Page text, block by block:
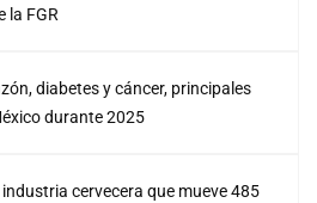
la FGR
diabetes y cáncer, principales
durante 2025
cervecera que mueve 485